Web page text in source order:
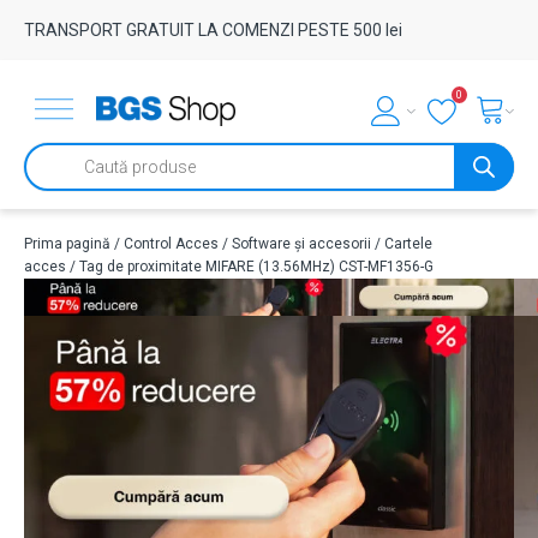
TRANSPORT GRATUIT LA COMENZI PESTE 500 lei
0
Products
search
Prima pagină / Control Acces / Software și accesorii / Cartele
acces / Tag de proximitate MIFARE (13.56MHz) CST-MF1356-G